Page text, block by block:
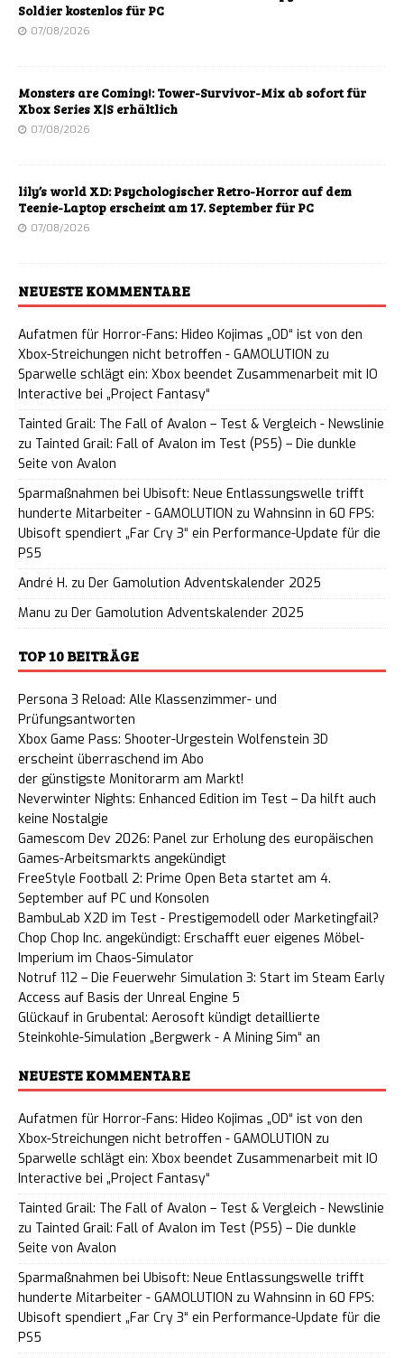
Soldier kostenlos für PC
07/08/2026
Monsters are Coming!: Tower-Survivor-Mix ab sofort für
Xbox Series X|S erhältlich
07/08/2026
lily’s world XD: Psychologischer Retro-Horror auf dem
Teenie-Laptop erscheint am 17. September für PC
07/08/2026
NEUESTE KOMMENTARE
Aufatmen für Horror-Fans: Hideo Kojimas „OD“ ist von den
Xbox-Streichungen nicht betroffen - GAMOLUTION zu
Sparwelle schlägt ein: Xbox beendet Zusammenarbeit mit IO
Interactive bei „Project Fantasy“
Tainted Grail: The Fall of Avalon – Test & Vergleich - Newslinie
zu Tainted Grail: Fall of Avalon im Test (PS5) – Die dunkle
Seite von Avalon
Sparmaßnahmen bei Ubisoft: Neue Entlassungswelle trifft
hunderte Mitarbeiter - GAMOLUTION zu Wahnsinn in 60 FPS:
Ubisoft spendiert „Far Cry 3“ ein Performance-Update für die
PS5
André H. zu Der Gamolution Adventskalender 2025
Manu zu Der Gamolution Adventskalender 2025
TOP 10 BEITRÄGE
Persona 3 Reload: Alle Klassenzimmer- und
Prüfungsantworten
Xbox Game Pass: Shooter-Urgestein Wolfenstein 3D
erscheint überraschend im Abo
der günstigste Monitorarm am Markt!
Neverwinter Nights: Enhanced Edition im Test – Da hilft auch
keine Nostalgie
Gamescom Dev 2026: Panel zur Erholung des europäischen
Games-Arbeitsmarkts angekündigt
FreeStyle Football 2: Prime Open Beta startet am 4.
September auf PC und Konsolen
BambuLab X2D im Test - Prestigemodell oder Marketingfail?
Chop Chop Inc. angekündigt: Erschafft euer eigenes Möbel-
Imperium im Chaos-Simulator
Notruf 112 – Die Feuerwehr Simulation 3: Start im Steam Early
Access auf Basis der Unreal Engine 5
Glückauf in Grubental: Aerosoft kündigt detaillierte
Steinkohle-Simulation „Bergwerk - A Mining Sim“ an
NEUESTE KOMMENTARE
Aufatmen für Horror-Fans: Hideo Kojimas „OD“ ist von den
Xbox-Streichungen nicht betroffen - GAMOLUTION zu
Sparwelle schlägt ein: Xbox beendet Zusammenarbeit mit IO
Interactive bei „Project Fantasy“
Tainted Grail: The Fall of Avalon – Test & Vergleich - Newslinie
zu Tainted Grail: Fall of Avalon im Test (PS5) – Die dunkle
Seite von Avalon
Sparmaßnahmen bei Ubisoft: Neue Entlassungswelle trifft
hunderte Mitarbeiter - GAMOLUTION zu Wahnsinn in 60 FPS:
Ubisoft spendiert „Far Cry 3“ ein Performance-Update für die
PS5